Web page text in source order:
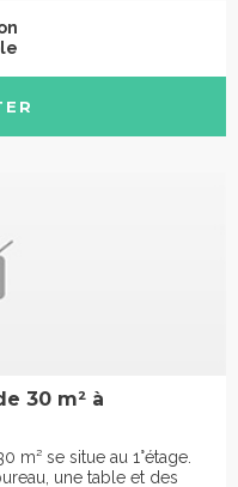
30 m² à
m² se situe au 1°étage.
une table et des